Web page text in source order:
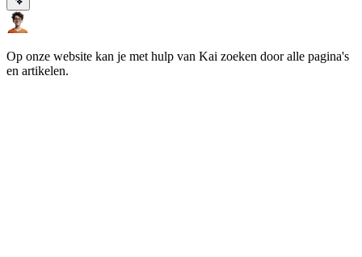
Op onze website kan je met hulp van Kai zoeken door alle pagina's
en artikelen.